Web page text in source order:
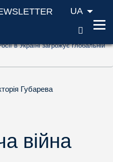
доступу '1')
доступу '2')
UA
в Україні загрожує глобальній
Губарева
війна